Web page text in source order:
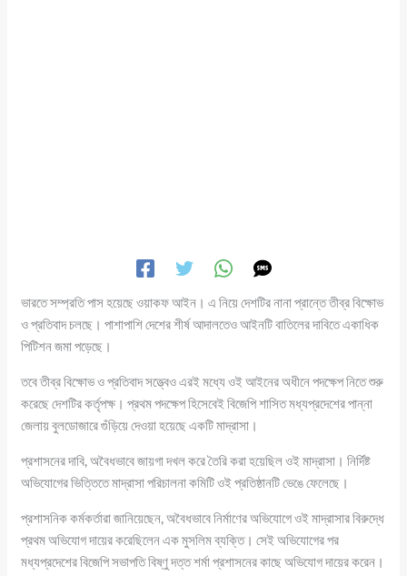
ভারতে সম্প্রতি পাস হয়েছে ওয়াকফ আইন। এ নিয়ে দেশটির নানা প্রান্তে তীব্র বিক্ষোভ
ও প্রতিবাদ চলছে। পাশাপাশি দেশের শীর্ষ আদালতেও আইনটি বাতিলের দাবিতে একাধিক
পিটিশন জমা পড়েছে।
তবে তীব্র বিক্ষোভ ও প্রতিবাদ সত্ত্বেও এরই মধ্যে ওই আইনের অধীনে পদক্ষেপ নিতে শুরু
করেছে দেশটির কর্তৃপক্ষ। প্রথম পদক্ষেপ হিসেবেই বিজেপি শাসিত মধ্যপ্রদেশের পান্না
জেলায় বুলডোজারে গুঁড়িয়ে দেওয়া হয়েছে একটি মাদ্রাসা।
প্রশাসনের দাবি, অবৈধভাবে জায়গা দখল করে তৈরি করা হয়েছিল ওই মাদ্রাসা। নির্দিষ্ট
অভিযোগের ভিত্তিতে মাদ্রাসা পরিচালনা কমিটি ওই প্রতিষ্ঠানটি ভেঙে ফেলেছে।
প্রশাসনিক কর্মকর্তারা জানিয়েছেন, অবৈধভাবে নির্মাণের অভিযোগে ওই মাদ্রাসার বিরুদ্ধে
প্রথম অভিযোগ দায়ের করেছিলেন এক মুসলিম ব্যক্তি। সেই অভিযোগের পর
মধ্যপ্রদেশের বিজেপি সভাপতি বিষ্ণু দত্ত শর্মা প্রশাসনের কাছে অভিযোগ দায়ের করেন।